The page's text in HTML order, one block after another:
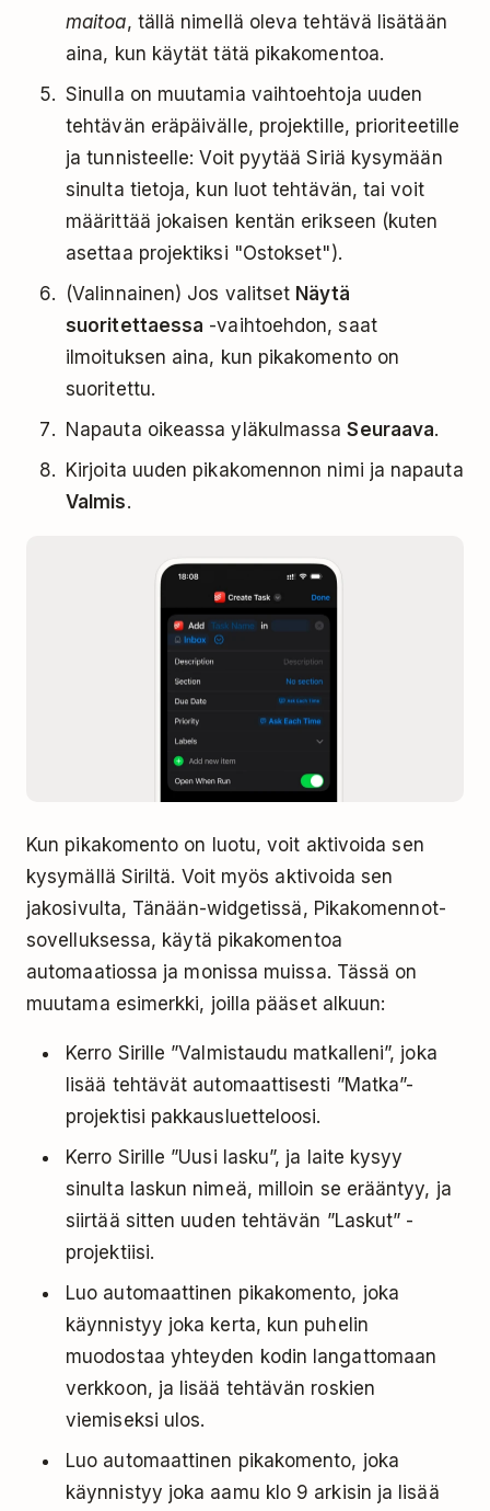
maitoa, tällä nimellä oleva tehtävä lisätään
aina, kun käytät tätä pikakomentoa.
Sinulla on muutamia vaihtoehtoja uuden
tehtävän eräpäivälle, projektille, prioriteetille
ja tunnisteelle: Voit pyytää Siriä kysymään
sinulta tietoja, kun luot tehtävän, tai voit
määrittää jokaisen kentän erikseen (kuten
asettaa projektiksi "Ostokset").
(Valinnainen) Jos valitset Näytä
suoritettaessa -vaihtoehdon, saat
ilmoituksen aina, kun pikakomento on
suoritettu.
Napauta oikeassa yläkulmassaSeuraava.
Kirjoita uuden pikakomennon nimi ja napauta
Valmis.
Kun pikakomento on luotu, voit aktivoida sen
kysymällä Siriltä. Voit myös aktivoida sen
jakosivulta, Tänään-widgetissä, Pikakomennot-
sovelluksessa, käytä pikakomentoa
automaatiossa ja monissa muissa. Tässä on
muutama esimerkki, joilla pääset alkuun:
Kerro Sirille ”Valmistaudu matkalleni”, joka
lisää tehtävät automaattisesti ”Matka”-
projektisi pakkausluetteloosi.
Kerro Sirille ”Uusi lasku”, ja laite kysyy
sinulta laskun nimeä, milloin se erääntyy, ja
siirtää sitten uuden tehtävän ”Laskut” -
projektiisi.
Luo automaattinen pikakomento, joka
käynnistyy joka kerta, kun puhelin
muodostaa yhteyden kodin langattomaan
verkkoon, ja lisää tehtävän roskien
viemiseksi ulos.
Luo automaattinen pikakomento, joka
käynnistyy joka aamu klo 9 arkisin ja lisää